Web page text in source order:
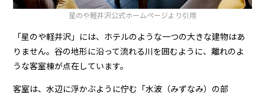
星のや軽井沢公式ホームページより引用
「星のや軽井沢」には、ホテルのような一つの大きな建物はあ
りません。谷の地形に沿って流れる川を囲むように、離れのよ
うな客室棟が点在しています。
客室は、水辺に浮かぶように佇む「水波（みずなみ）の部